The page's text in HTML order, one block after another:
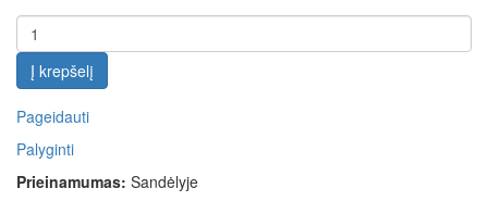
Į krepšelį
Pageidauti
Palyginti
Prieinamumas: Sandėlyje